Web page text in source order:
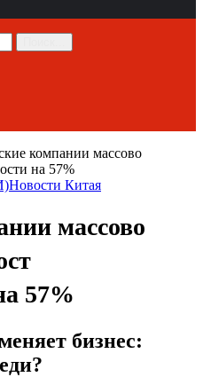
компании массово
на 57%
Новости Китая
массово
57%
бизнес: